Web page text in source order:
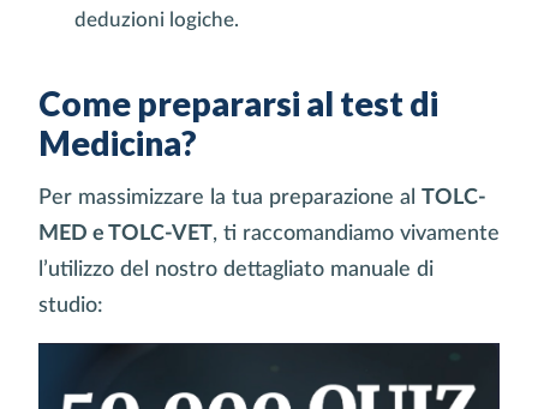
deduzioni logiche.
Come prepararsi al test di
Medicina?
Per massimizzare la tua preparazione al TOLC-
MED e TOLC-VET, ti raccomandiamo vivamente
l’utilizzo del nostro dettagliato manuale di
studio: